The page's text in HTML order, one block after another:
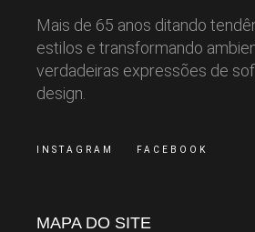
Mais de 65 anos ditando
estilos e transformando
verdadeiras expressões de
design.
INSTAGRAM FACEBOOK
MAPA DO SITE